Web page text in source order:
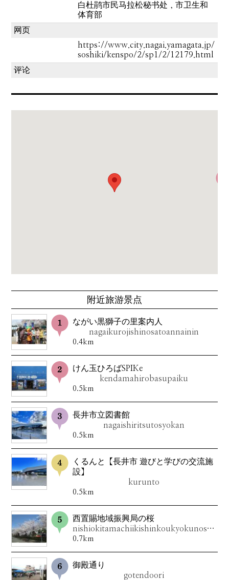
白杜鹃市民马拉松秘书处，市卫生和
体育部
网页
https://www.city.nagai.yamagata.jp/
soshiki/kenspo/2/sp1/2/12179.html
评论
附近旅游景点
ながい黒獅子の里案内人
nagaikurojishinosatoannainin
0.4km
けん玉ひろばSPIKe
kendamahirobasupaiku
0.5km
長井市立図書館
nagaishiritsutosyokan
0.5km
くるんと【長井市 遊びと学びの交流施
設】
kurunto
0.5km
西置賜地域振興局の桜
nishiokitamachiikishinkoukyokunosakura
0.7km
御殿通り
gotendoori